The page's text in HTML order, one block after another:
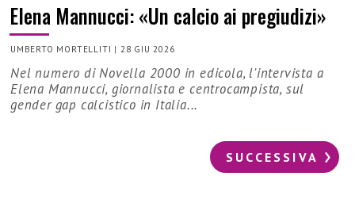
Elena Mannucci: «Un calcio ai pregiudizi»
UMBERTO MORTELLITI | 28 GIU 2026
Nel numero di Novella 2000 in edicola, l'intervista a
Elena Mannucci, giornalista e centrocampista, sul
gender gap calcistico in Italia...
SUCCESSIVA